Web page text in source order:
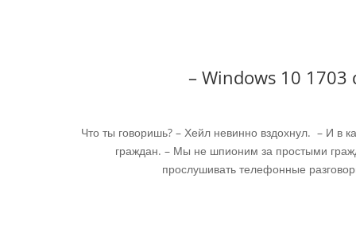
– Windows 10
Что ты говоришь? – Хейл невинно вздохнул. – И в
граждан. – Мы не шпионим за простыми
прослушивать телефонные